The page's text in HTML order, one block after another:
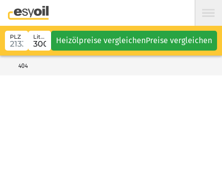
PLZ Liter Heizölpreise vergleichenPreise vergleichen
404